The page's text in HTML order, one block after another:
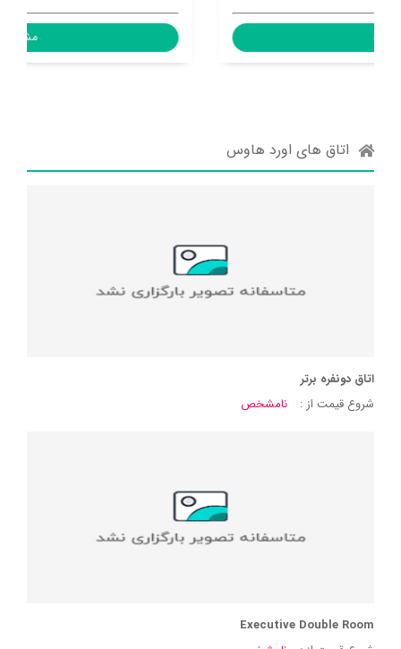
اتاق های اورد هاوس
اتاق دونفره برتر
شروع قیمت از :
نامشخص
Executive Double Room